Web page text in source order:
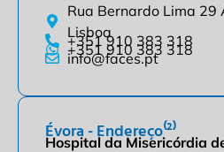
Rua Bernardo Lima 29
Lisboa
+351 910 383 318
+351 910 383 318
info@faces.pt
Évora - Endereço⁽²⁾
Hospital da Misericórdia de